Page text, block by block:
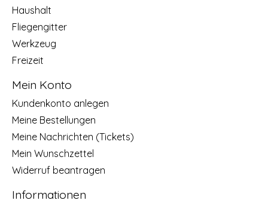
Haushalt
Fliegengitter
Werkzeug
Freizeit
Mein Konto
Kundenkonto anlegen
Meine Bestellungen
Meine Nachrichten (Tickets)
Mein Wunschzettel
Widerruf beantragen
Informationen